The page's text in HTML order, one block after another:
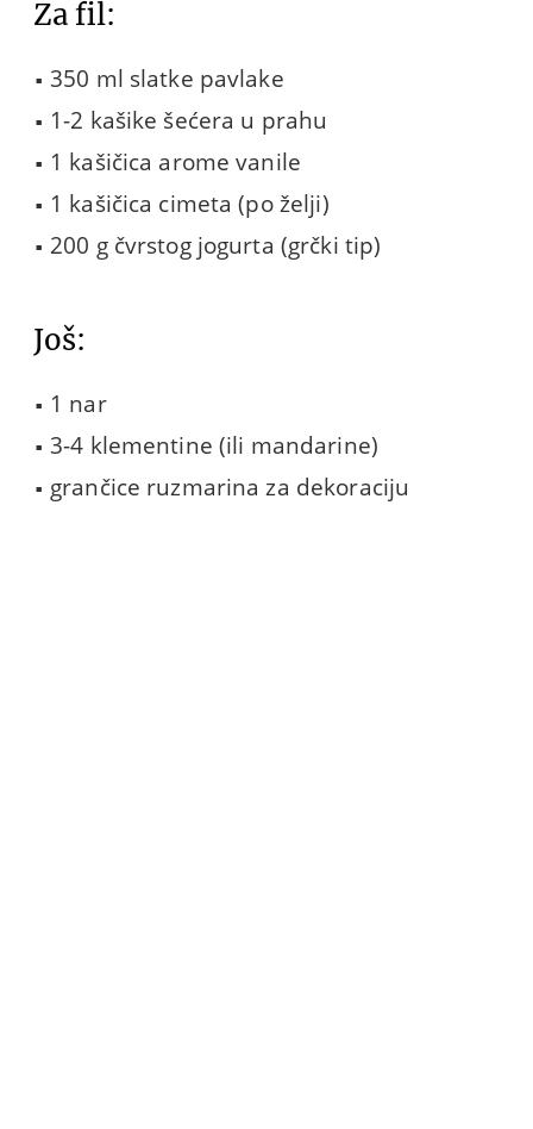
Za fil:
350 ml slatke pavlake
1-2 kašike šećera u prahu
1 kašičica arome vanile
1 kašičica cimeta (po želji)
200 g čvrstog jogurta (grčki tip)
Još:
1 nar
3-4 klementine (ili mandarine)
grančice ruzmarina za dekoraciju